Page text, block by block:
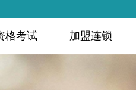
格考试 加盟连锁